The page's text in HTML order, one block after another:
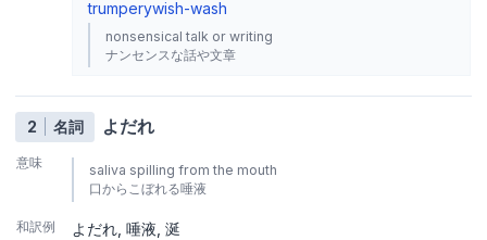
trumperywish-wash
nonsensical talk or writing
ナンセンスな話や文章
2 名詞 よだれ
意味
saliva spilling from the mouth
口からこぼれる唾液
和訳例 よだれ 唾液 涎